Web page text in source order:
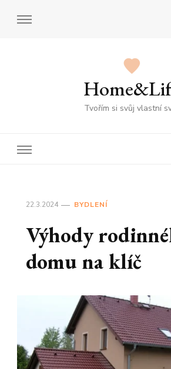
Tvořím si svůj vlastní
22.3.2024 BYDLENÍ
Výhody
domu na klíč